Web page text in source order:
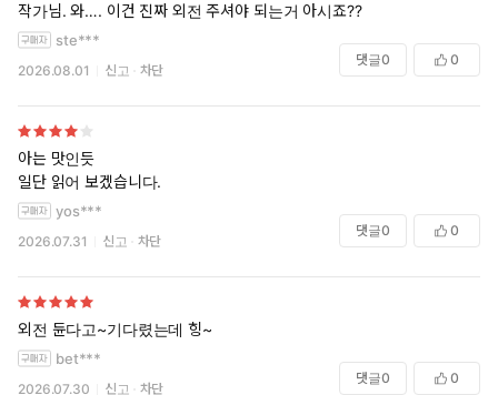
작가님. 와…. 이건 진짜 외전 주셔야 되는거 아시죠??
ste***
2026.08.01 신고 차단
댓글0 0
아는 맛인듯
일단 읽어 보겠습니다.
yos***
2026.07.31 신고 차단
댓글0 0
외전 듄다고~기다렸는데 힝~
bet***
2026.07.30 신고 차단
댓글0 0